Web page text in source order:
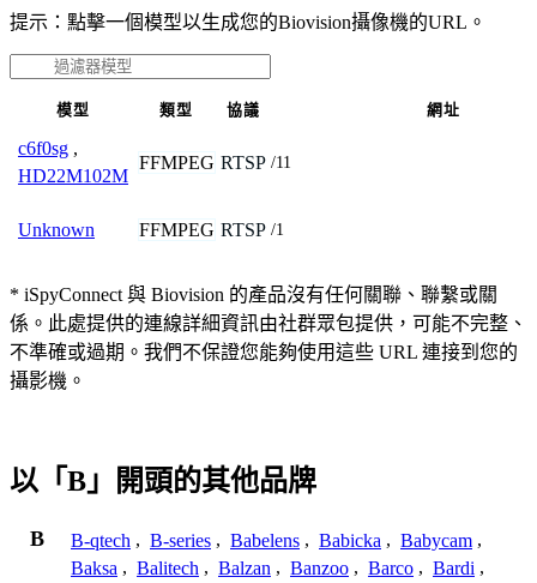
提示：點擊一個模型以生成您的Biovision攝像機的URL。
模型 類型 協議 網址
c6f0sg ,
HD22M102M
FFMPEG RTSP /11
Unknown FFMPEG RTSP /1
* iSpyConnect 與 Biovision 的產品沒有任何關聯、聯繫或關
係。此處提供的連線詳細資訊由社群眾包提供，可能不完整、
不準確或過期。我們不保證您能夠使用這些 URL 連接到您的
攝影機。
以「B」開頭的其他品牌
B B-qtech , B-series , Babelens , Babicka , Babycam ,
Baksa , Balitech , Balzan , Banzoo , Barco , Bardi ,